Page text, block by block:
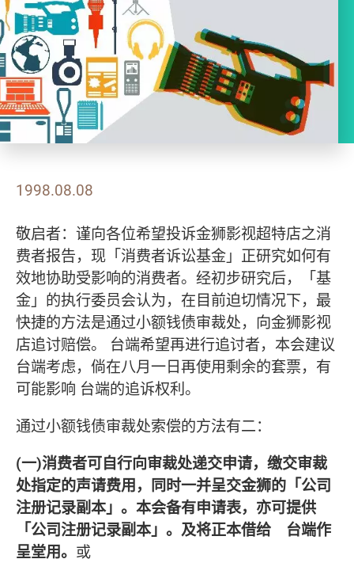
1998.08.08
敬启者：谨向各位希望投诉金狮影视超特店之消
费者报告，现「消费者诉讼基金」正研究如何有
效地协助受影响的消费者。经初步研究后，「基
金」的执行委员会认为，在目前迫切情况下，最
快捷的方法是通过小额钱债审裁处，向金狮影视
店追讨赔偿。 台端希望再进行追讨者，本会建议
台端考虑，倘在八月一日再使用剩余的套票，有
可能影响 台端的追诉权利。
通过小额钱债审裁处索偿的方法有二：
(一)消费者可自行向审裁处递交申请，缴交审裁
处指定的声请费用，同时一并呈交金狮的「公司
注册记录副本」。本会备有申请表，亦可提供
「公司注册记录副本」。及将正本借给 台端作
呈堂用。 或